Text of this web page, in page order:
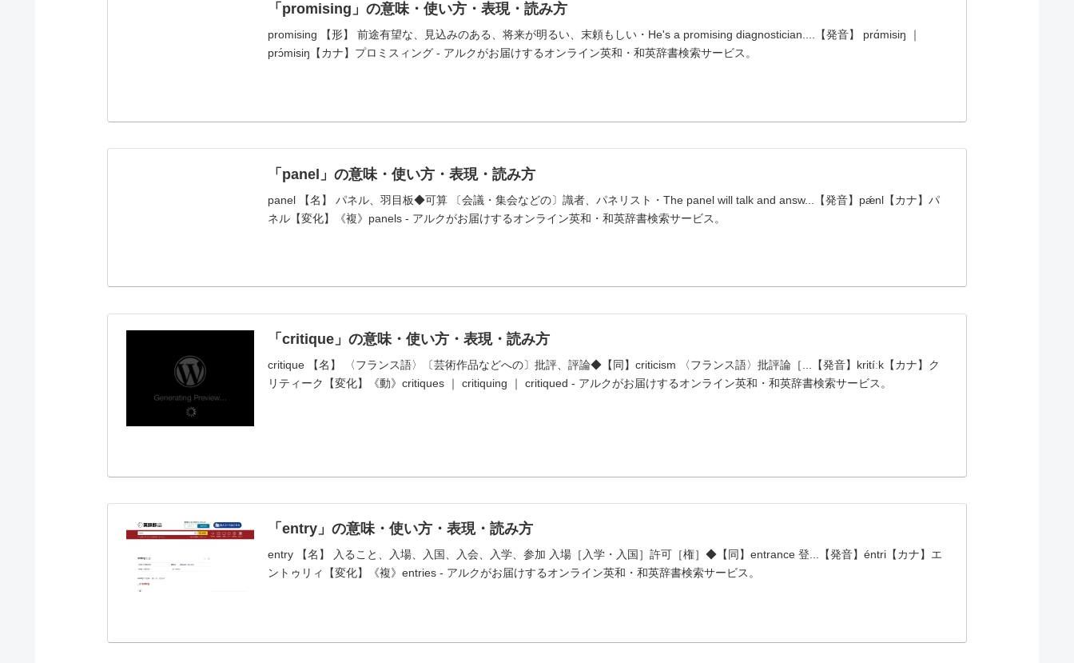
「promising」の意味・使い方・表現・読み方
promising 【形】 前途有望な、見込みのある、将来が明るい、末頼もしい・He's a promising diagnostician....【発音】 prɑ́misiŋ ｜
prɔ́misiŋ【カナ】プロミスィング - アルクがお届けするオンライン英和・和英辞書検索サービス。
「panel」の意味・使い方・表現・読み方
panel 【名】 パネル、羽目板◆可算 〔会議・集会などの〕識者、パネリスト・The panel will talk and answ...【発音】pǽnl【カナ】パ
ネル【変化】《複》panels - アルクがお届けするオンライン英和・和英辞書検索サービス。
「critique」の意味・使い方・表現・読み方
critique 【名】 〈フランス語〉〔芸術作品などへの〕批評、評論◆【同】criticism 〈フランス語〉批評論［...【発音】kritíːk【カナ】ク
リティーク【変化】《動》critiques ｜ critiquing ｜ critiqued - アルクがお届けするオンライン英和・和英辞書検索サービス。
「entry」の意味・使い方・表現・読み方
entry 【名】 入ること、入場、入国、入会、入学、参加 入場［入学・入国］許可［権］◆【同】entrance 登...【発音】éntri【カナ】エ
ントゥリィ【変化】《複》entries - アルクがお届けするオンライン英和・和英辞書検索サービス。